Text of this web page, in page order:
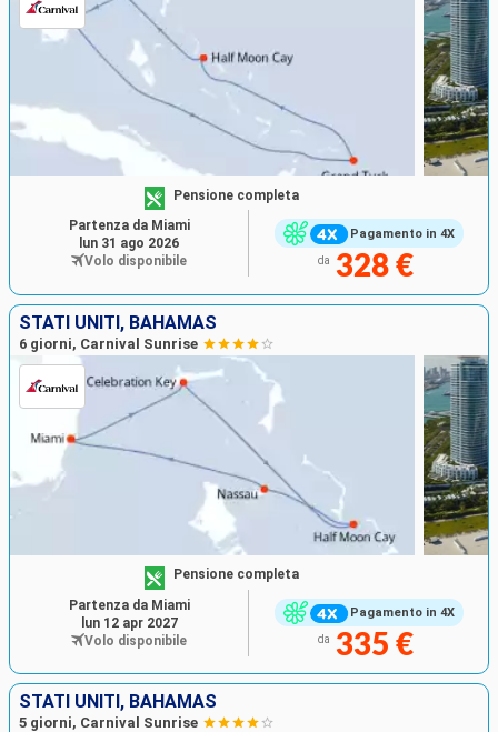
Pagamento in 4X
Pensione completa
da 328 €
Partenza da Miami
lun 31 ago 2026
Volo disponibile
STATI UNITI, BAHAMAS
6 giorni, Carnival Sunrise
Pagamento in 4X
Pensione completa
da 335 €
Partenza da Miami
lun 12 apr 2027
Volo disponibile
STATI UNITI, BAHAMAS
5 giorni, Carnival Sunrise